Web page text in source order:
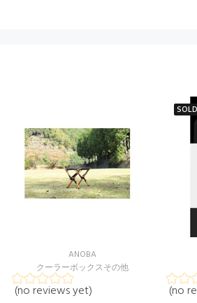
ANOBA
クーラーボックスその他
(no reviews yet) (no